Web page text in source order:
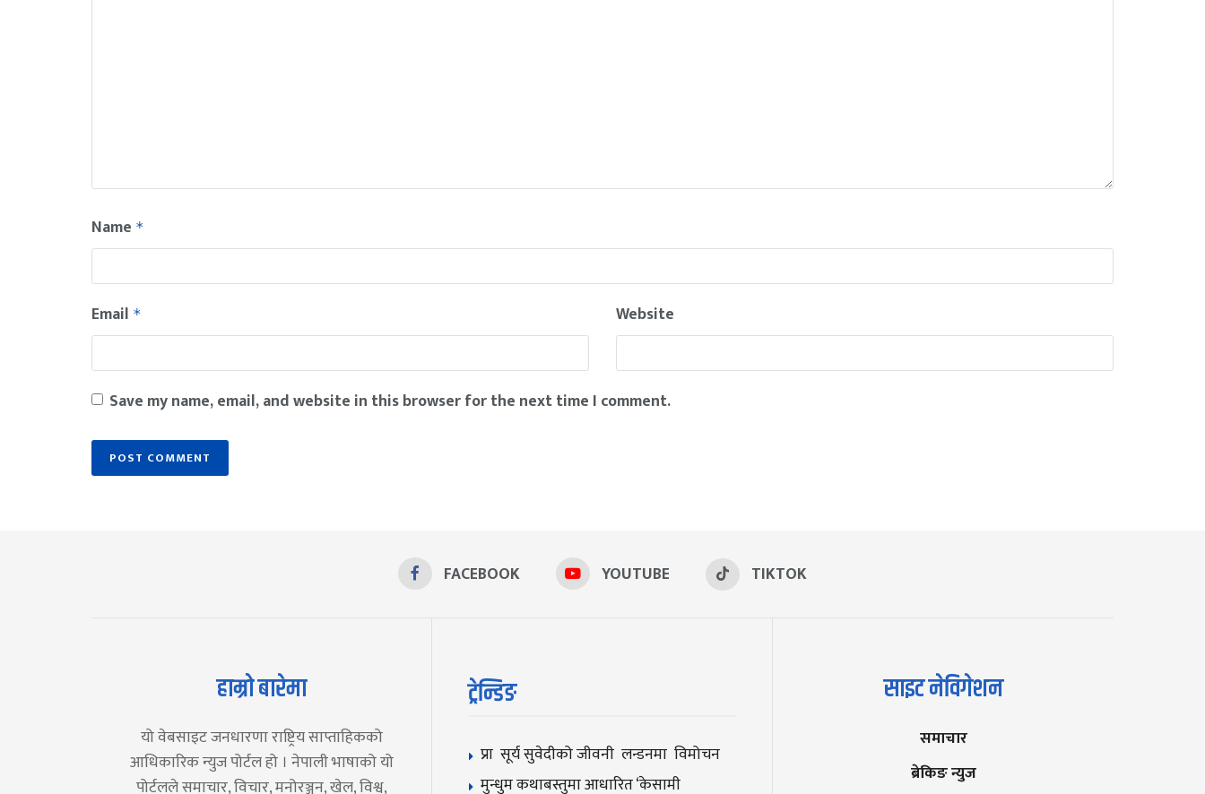
Name *
Email * Website
Save my name, email, and website in this browser for the next time I comment.
FACEBOOK YOUTUBE TIKTOK
हाम्रो बारेमा
यो वेबसाइट जनधारणा राष्ट्रिय साप्ताहिकको
आधिकारिक न्युज पोर्टल हो । नेपाली भाषाको यो
पोर्टलले समाचार, विचार, मनोरञ्जन, खेल, विश्व,
ट्रेन्डिङ
प्रा सूर्य सुवेदीको जीवनी लन्डनमा विमोचन
मुन्धुम कथाबस्तुमा आधारित ‘केसामी
साइट नेविगेशन
समाचार
ब्रेकिङ न्युज